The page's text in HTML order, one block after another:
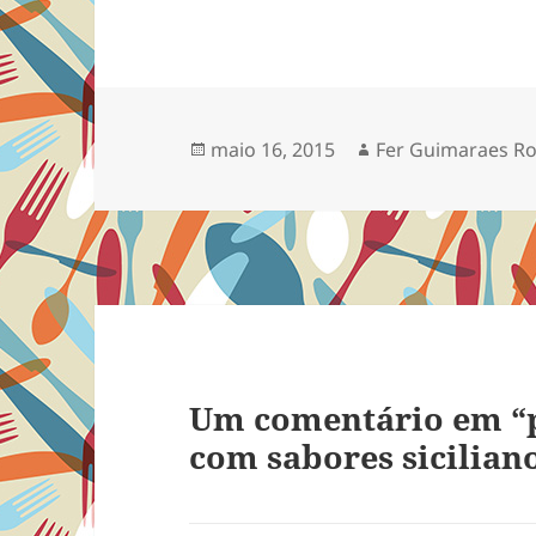
Publicado
maio 16, 2015 Autor
Fer Guimaraes
Um comentário em
com sabores